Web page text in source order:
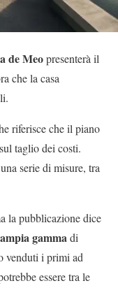
de Meopresenterà il
che la casa
riferisce che il piano
taglio dei costi.
serie di misure, tra
la pubblicazione dice
gammadi
venduti i primi ad
essere tra le